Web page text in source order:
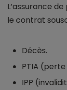
L’assurance
le contrat
Décès.
PTIA
IPP